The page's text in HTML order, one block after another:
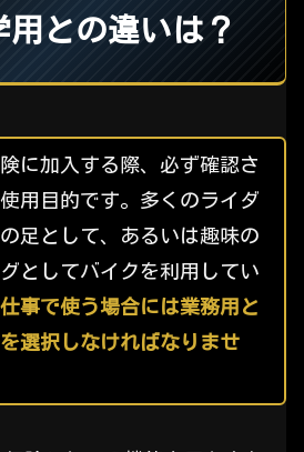
用との違いは？
に加入する際、必ず確認さ
用目的です。多くのライダ
足として、あるいは趣味の
としてバイクを利用してい
仕事で使う場合には業務用と
選択しなければなりませ